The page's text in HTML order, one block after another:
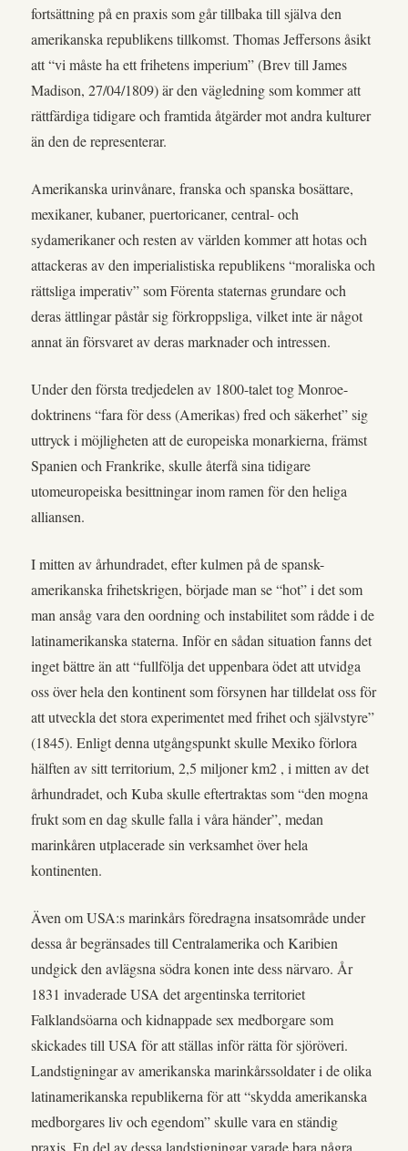
fortsättning på en praxis som går tillbaka till själva den
amerikanska republikens tillkomst. Thomas Jeffersons åsikt
att “vi måste ha ett frihetens imperium” (Brev till James
Madison, 27/04/1809) är den vägledning som kommer att
rättfärdiga tidigare och framtida åtgärder mot andra kulturer
än den de representerar.
Amerikanska urinvånare, franska och spanska bosättare,
mexikaner, kubaner, puertoricaner, central- och
sydamerikaner och resten av världen kommer att hotas och
attackeras av den imperialistiska republikens “moraliska och
rättsliga imperativ” som Förenta staternas grundare och
deras ättlingar påstår sig förkroppsliga, vilket inte är något
annat än försvaret av deras marknader och intressen.
Under den första tredjedelen av 1800-talet tog Monroe-
doktrinens “fara för dess (Amerikas) fred och säkerhet” sig
uttryck i möjligheten att de europeiska monarkierna, främst
Spanien och Frankrike, skulle återfå sina tidigare
utomeuropeiska besittningar inom ramen för den heliga
alliansen.
I mitten av århundradet, efter kulmen på de spansk-
amerikanska frihetskrigen, började man se “hot” i det som
man ansåg vara den oordning och instabilitet som rådde i de
latinamerikanska staterna. Inför en sådan situation fanns det
inget bättre än att “fullfölja det uppenbara ödet att utvidga
oss över hela den kontinent som försynen har tilldelat oss för
att utveckla det stora experimentet med frihet och självstyre”
(1845). Enligt denna utgångspunkt skulle Mexiko förlora
hälften av sitt territorium, 2,5 miljoner km2 , i mitten av det
århundradet, och Kuba skulle eftertraktas som “den mogna
frukt som en dag skulle falla i våra händer”, medan
marinkåren utplacerade sin verksamhet över hela
kontinenten.
Även om USA:s marinkårs föredragna insatsområde under
dessa år begränsades till Centralamerika och Karibien
undgick den avlägsna södra konen inte dess närvaro. År
1831 invaderade USA det argentinska territoriet
Falklandsöarna och kidnappade sex medborgare som
skickades till USA för att ställas inför rätta för sjöröveri.
Landstigningar av amerikanska marinkårssoldater i de olika
latinamerikanska republikerna för att “skydda amerikanska
medborgares liv och egendom” skulle vara en ständig
praxis. En del av dessa landstigningar varade bara några